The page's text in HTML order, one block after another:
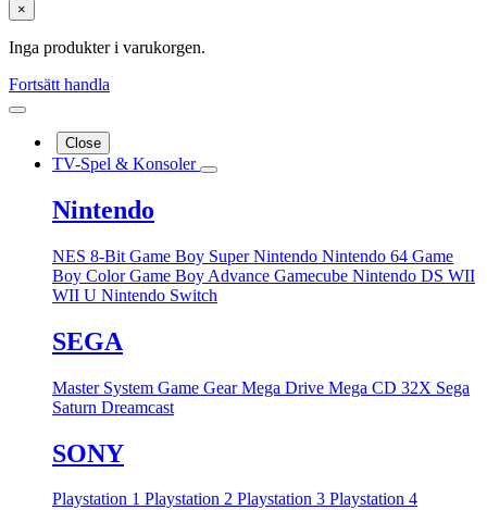
×
Inga produkter i varukorgen.
Fortsätt handla
Close
TV-Spel & Konsoler
Nintendo
NES 8-Bit Game Boy Super Nintendo Nintendo 64 Game
Boy ColorGame Boy Advance Gamecube Nintendo DS WII
WII U Nintendo Switch
SEGA
Master System Game GearMega Drive Mega CD 32X Sega
Saturn Dreamcast
SONY
Playstation 1 Playstation 2 Playstation 3 Playstation 4